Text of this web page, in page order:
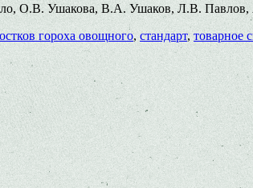
О.В. Ушакова, В.А. Ушаков, Л.В.
гороха овощного,стандарт,товарное